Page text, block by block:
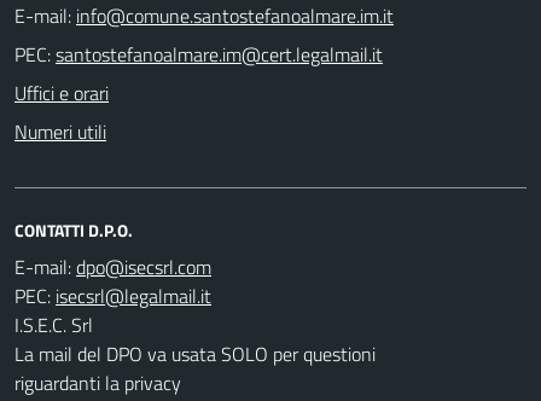
E-mail:
PEC:
Uffici e orari
Numeri utili
CONTATTI D.P.O.
E-mail:
PEC:
I.S.E.C. Srl
La mail del DPO va usata SOLO per questioni
riguardanti la privacy